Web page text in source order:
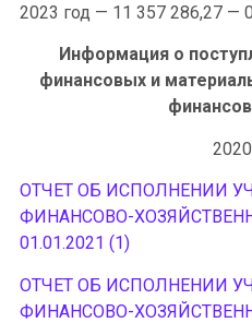
2023 год — 11 357 286,27 —
Информация о
финансовых и
ОТЧЕТ ОБ ИСПОЛНЕНИИ
ФИНАНСОВО-
01.01.2021 (1)
ОТЧЕТ ОБ ИСПОЛНЕНИИ
ФИНАНСОВО-